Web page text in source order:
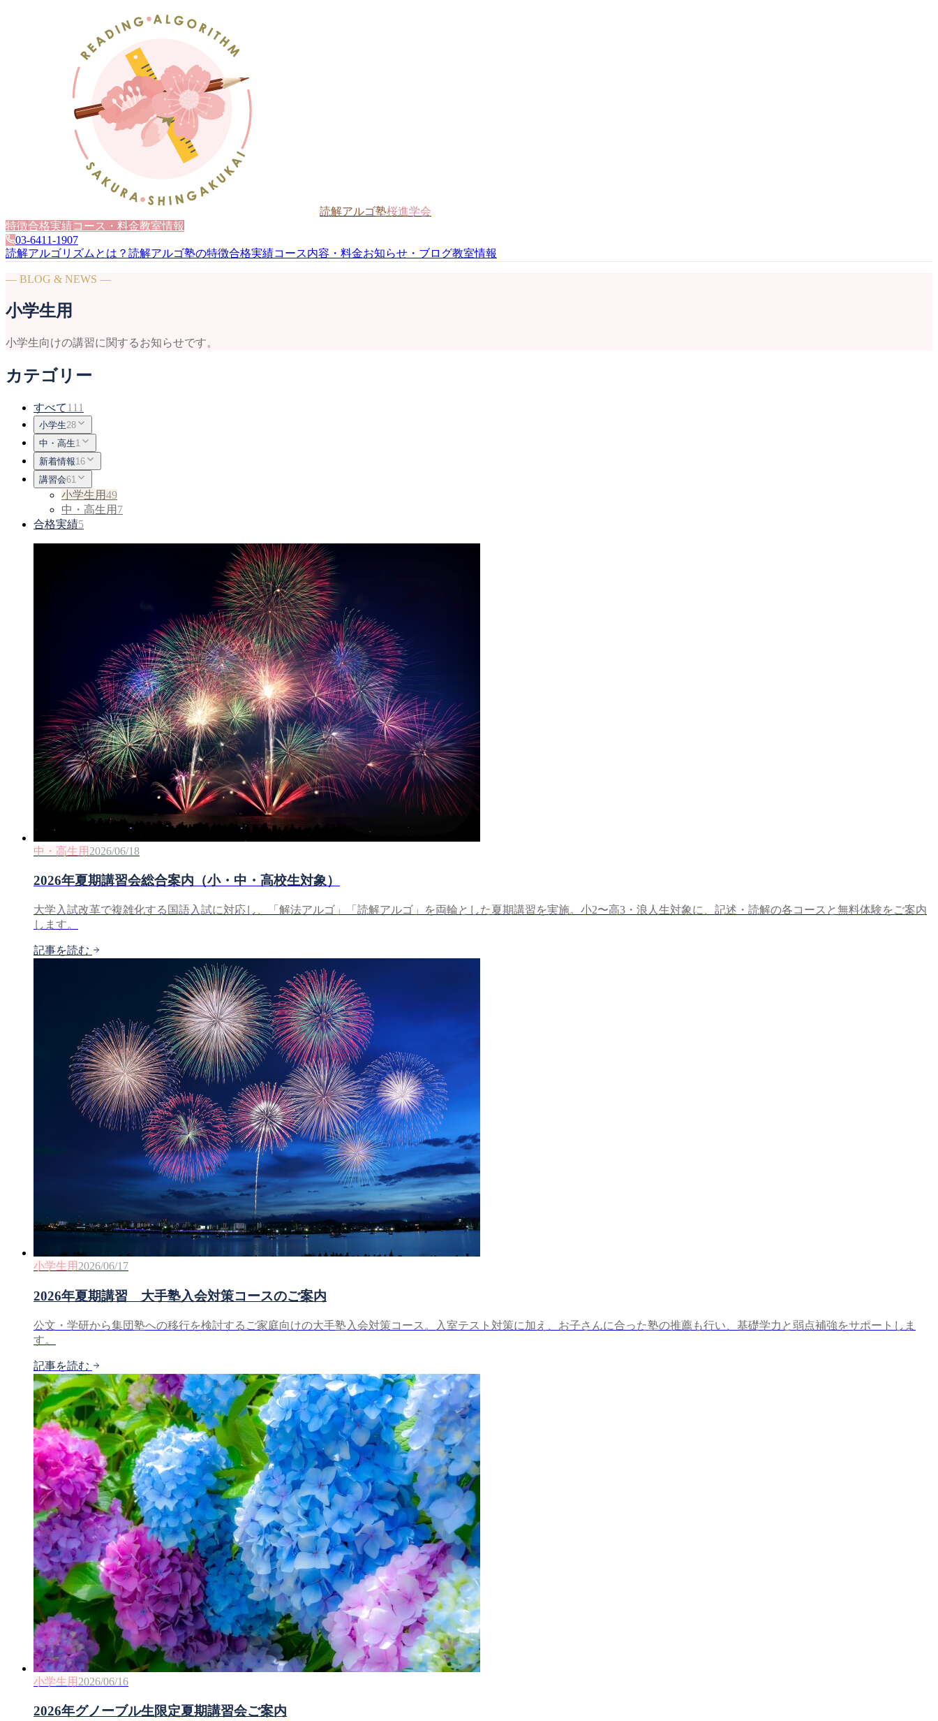
読解アルゴ塾桜進学会
特徴合格実績コース・料金教室情報
03-6411-1907
読解アルゴリズムとは？ 読解アルゴ塾の特徴合格実績コース内容・料金お知らせ・ブログ教室情報
— BLOG & NEWS —
小学生用
小学生向けの講習に関するお知らせです。
カテゴリー
すべて111
小学生28
中・高生1
新着情報16
講習会61
小学生用49
中・高生用 7
合格実績5
中・高生用 2026/06/18
2026年夏期講習会総合案内（小・中・高校生対象）
大学入試改革で複雑化する国語入試に対応し、「解法アルゴ」「読解アルゴ」を両輪とした夏期講習を実施。小2〜高3・浪人生対象に、記述・読解の各コースと無料体験をご案内
します。
記事を読む
小学生用 2026/06/17
2026年夏期講習 大手塾入会対策コースのご案内
公文・学研から集団塾への移行を検討するご家庭向けの大手塾入会対策コース。入室テスト対策に加え、お子さんに合った塾の推薦も行い、基礎学力と弱点補強をサポートしま
す。
記事を読む
小学生用 2026/06/16
2026年グノーブル生限定夏期講習会ご案内